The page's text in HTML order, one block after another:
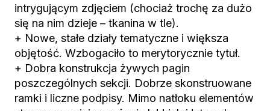
intrygującym zdjęciem (chociaż trochę za dużo
się na nim dzieje – tkanina w tle).
+ Nowe, stałe działy tematyczne i większa
objętość. Wzbogaciło to merytorycznie tytuł.
+ Dobra konstrukcja żywych pagin
poszczególnych sekcji. Dobrze skonstruowane
ramki i liczne podpisy. Mimo natłoku elementów